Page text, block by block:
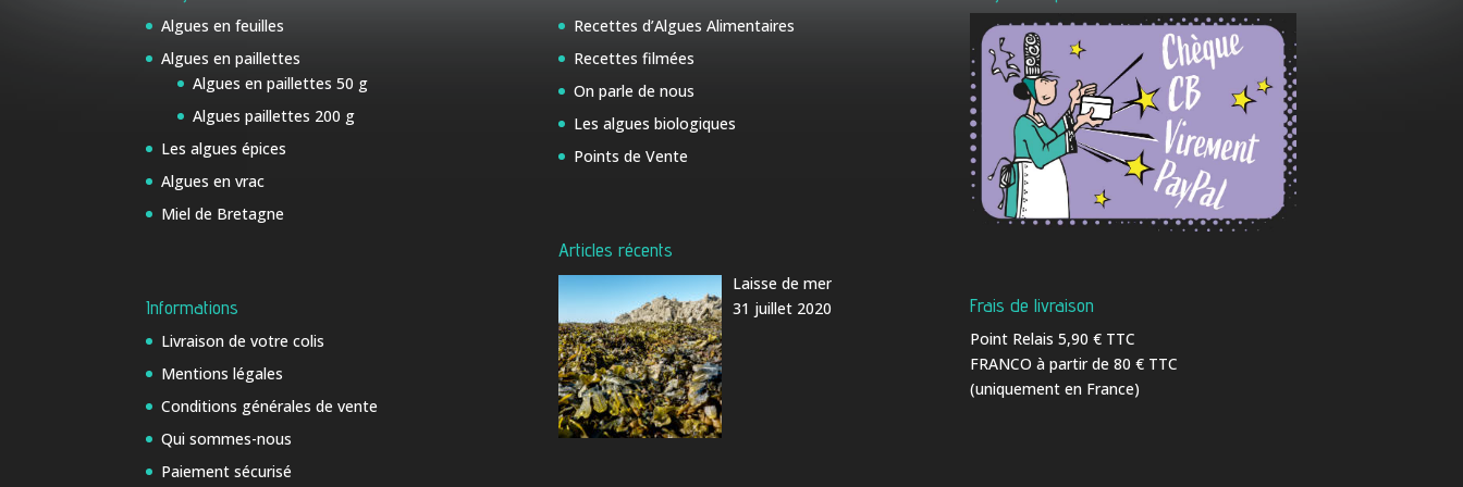
Algues en feuilles
Algues en paillettes
Algues en paillettes 50 g
Algues paillettes 200 g
Les algues épices
Algues en vrac
Miel de Bretagne
Informations
Livraison de votre colis
Mentions légales
Conditions générales de vente
Qui sommes-nous
Paiement sécurisé
Recettes d’Algues Alimentaires
Recettes filmées
On parle de nous
Les algues biologiques
Points de Vente
Articles récents
Laisse de mer
31 juillet 2020
Frais de livraison
Point Relais 5,90 € TTC
FRANCO à partir de 80 € TTC
(uniquement en France)